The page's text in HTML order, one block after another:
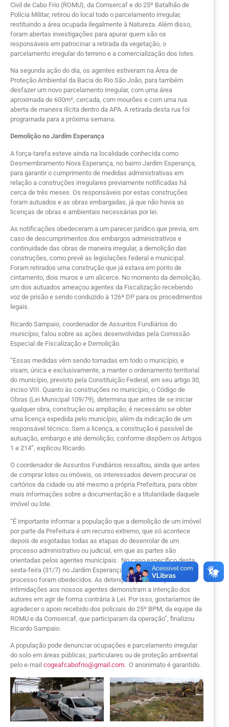
Civil de Cabo Frio (ROMU), da Comsercaf e do 25º Batalhão de
Polícia Militar, retirou do local todo o parcelamento irregular,
restituindo a área ocupada ilegalmente à Natureza. Além disso,
foram abertas investigações para apurar quem são os
responsáveis em patrocinar a retirada da vegetação, o
parcelamento irregular do terreno e a comercialização dos lotes.
Na segunda ação do dia, os agentes estiveram na Área de
Proteção Ambiental da Bacia do Rio São João, para também
desfazer um novo parcelamento irregular, com uma área
aproximada de 600m², cercada, com mourões e com uma rua
aberta de maneira ilícita dentro da APA. A retirada desta rua foi
programada para a próxima semana.
Demolição no Jardim Esperança
A força-tarefa esteve ainda na localidade conhecida como
Desmembramento Nova Esperança, no bairro Jardim Esperança,
para garantir o cumprimento de medidas administrativas em
relação a construções irregulares previamente notificadas há
cerca de três meses. Os responsáveis por estas construções
foram autuados e as obras embargadas, já que não havia as
licenças de obras e ambientais necessárias por lei.
As notificações obedeceram a um parecer jurídico que previa, em
caso de descumprimentos dos embargos administrativos e
continuidade das obras de maneira irregular, a demolição das
construções, como prevê as legislações federal e municipal.
Foram retirados uma construção que já estava em ponto de
cintamento, dois muros e um alicerce. No momento da demolição,
um dos autuados ameaçou agentes da Fiscalização recebendo
voz de prisão e sendo conduzido à 126ª DP para os procedimentos
legais.
Ricardo Sampaio, coordenador de Assuntos Fundiários do
município, falou sobre as ações desenvolvidas pela Comissão
Especial de Fiscalização e Demolição.
“Essas medidas vêm sendo tomadas em todo o município, e
visam, única e exclusivamente, a manter o ordenamento territorial
do município, previsto pela Constituição Federal, em seu artigo 30,
inciso VIII. Quanto às construções no município, o Código de
Obras (Lei Municipal 109/79), determina que antes de se iniciar
qualquer obra, construção ou ampliação, é necessário se obter
uma licença expedida pelo município, além da indicação de um
responsável técnico. Sem a licença, a construção é passível de
autuação, embargo e até demolição, conforme dispõem os Artigos
1 e 214”, explicou Ricardo.
O coordenador de Assuntos Fundiários ressaltou, ainda que antes
de comprar lotes ou imóveis, os interessados devem procurar os
cartórios da cidade ou até mesmo a própria Prefeitura, para obter
mais informações sobre a documentação e a titularidade daquele
imóvel ou lote.
“É importante informar a população que a demolição de um imóvel
por parte da Prefeitura é um recurso extremo, que só acontece
depois de esgotadas todas as etapas do desenrolar de um
processo administrativo ou judicial, em que as partes são
orientadas pelos agentes municipais. No caso específico desta
sexta-feira (31/7) no Jardim Esperança, todos os trâmites do
processo foram obedecidos. As detenções por ameaças e
intimidações aos nossos agentes demonstram a intenção dos
autores em agir de forma contrária à Lei. Por isso, gostaríamos de
agradecer o apoio recebido dos policiais do 25º BPM, da equipe da
ROMU e da Comsercaf, que participaram da operação”, finalizou
Ricardo Sampaio.
A população pode denunciar ocupações e parcelamento irregular
do solo em áreas públicas, particulares ou de proteção ambiental
pelo e-mail cogeafcabofrio@gmail.com. O anonimato é garantido.